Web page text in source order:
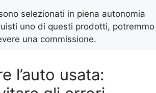
selezionati in piena autonomia
uno di questi prodotti, potremmo
una commissione.
l’auto usata: